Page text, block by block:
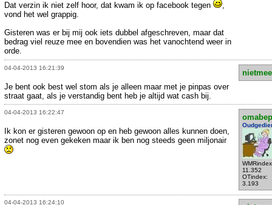
Dat verzin ik niet zelf hoor, dat kwam ik op facebook tegen
,
vond het wel grappig.
Gisteren was er bij mij ook iets dubbel afgeschreven, maar dat
bedrag viel reuze mee en bovendien was het vanochtend weer in
orde.
04-04-2013 16:21:39
Je bent ook best wel stom als je alleen maar met je pinpas over
straat gaat, als je verstandig bent heb je altijd wat cash bij.
04-04-2013 16:22:47
omabep
11.352
OTindex:
3.193
Ik kon er gisteren gewoon op en heb gewoon alles kunnen doen,
zonet nog even gekeken maar ik ben nog steeds geen miljonair
04-04-2013 16:24:10